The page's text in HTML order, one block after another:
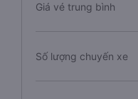
Giá vé trung bình
Số lượng chuyến xe